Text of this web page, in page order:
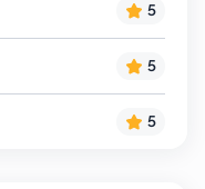
5
5
5